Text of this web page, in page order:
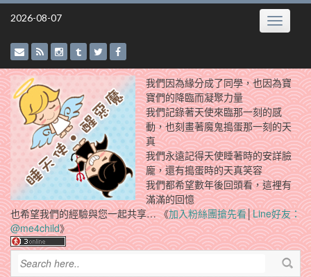
Skip
2026-08-07 Toggle
我們因為緣分成了同學，也因為寶
寶們的降臨而凝聚力量
我們記錄著天使來臨那一刻的感
動，也刻畫著魔鬼搗蛋那一刻的天
真
我們永遠記得天使睡著時的安詳臉
龐，還有搗蛋時的天真笑容
我們都希望數年後回頭看，這裡有
滿滿的回憶
也希望我們的經驗與您一起共享… 《加入粉絲團搶先看│Line好友：
@me4child》